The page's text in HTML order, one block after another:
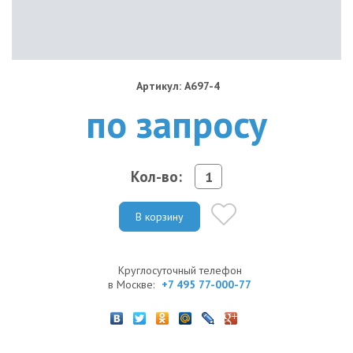
Артикул: A697-4
по запросу
Кол-во:
В корзину
Круглосуточный телефон
в Москве: +7 495 77-000-77